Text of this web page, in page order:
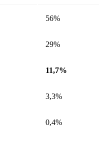
56%
29%
11,7%
3,3%
0,4%